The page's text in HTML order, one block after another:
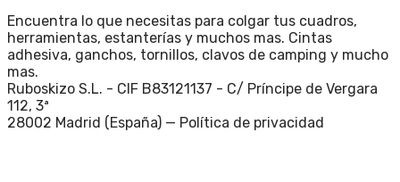
Encuentra lo que necesitas para colgar tus cuadros,
herramientas, estanterías y muchos mas. Cintas
adhesiva, ganchos, tornillos, clavos de camping y mucho
mas.
Ruboskizo S.L. - CIF B83121137 - C/ Príncipe de Vergara
112, 3ª
28002 Madrid (España) — Política de privacidad